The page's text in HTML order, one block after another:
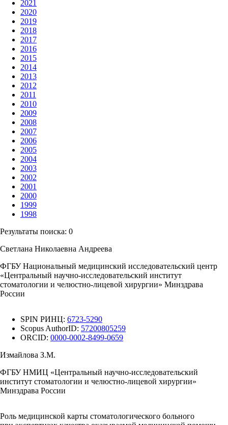
2021
2020
2019
2018
2017
2016
2015
2014
2013
2012
2011
2010
2009
2008
2007
2006
2005
2004
2003
2002
2001
2000
1999
1998
Результаты поиска: 0
Светлана Николаевна Андреева
ФГБУ Национальный медицинский исследовательский центр
«Центральный научно-исследовательский институт
стоматологии и челюстно-лицевой хирургии» Минздрава
России
SPIN РИНЦ: 6723-5290
Scopus AuthorID: 57200805259
ORCID: 0000-0002-8499-0659
Измайлова З.М.
ФГБУ НМИЦ «Центральный научно-исследовательский
институт стоматологии и челюстно-лицевой хирургии»
Минздрава России
Роль медицинской карты стоматологического больного